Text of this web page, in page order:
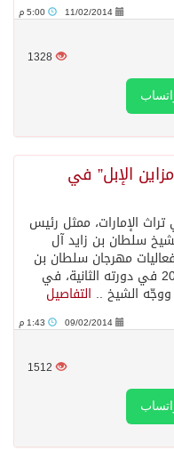
11/02/2014
1328
الإبل” في
الإمارات، ممثل رئيس
سلطان بن زايد آل
مهرجان سلطان بن
زايد التراثي 2014 في دورته الثانية، في
الشيخ .. التفاصيل
09/02/2014
1512